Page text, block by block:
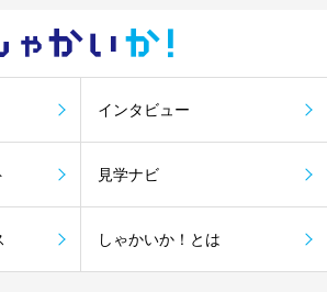
ゃかい か！
インタビュー
見学ナビ
しゃかいか！とは